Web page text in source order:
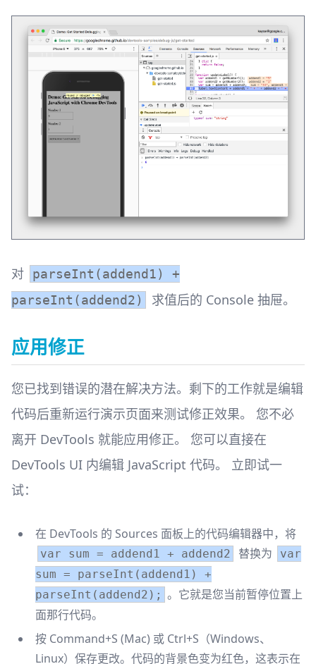
对
parseInt(addend1) +
parseInt(addend2)
求值后的 Console 抽屉。
应用修正
您已找到错误的潜在解决方法。剩下的工作就是编辑
代码后重新运行演示页面来测试修正效果。 您不必
离开 DevTools 就能应用修正。 您可以直接在
DevTools UI 内编辑 JavaScript 代码。 立即试一
试：
在 DevTools 的 Sources 面板上的代码编辑器中，将
var sum = addend1 + addend2 替换为
var
sum = parseInt(addend1) +
parseInt(addend2); 。它就是您当前暂停位置上
面那行代码。
按 Command+S (Mac) 或 Ctrl+S（Windows、
Linux）保存更改。代码的背景色变为红色，这表示在